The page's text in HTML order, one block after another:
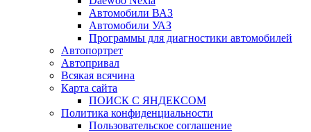
Автомобили ВАЗ
Автомобили УАЗ
Программы для диагностики автомобилей
Автопортрет
Автопривал
Всякая всячина
Карта сайта
ПОИСК С ЯНДЕКСОМ
Политика конфиденциальности
Пользовательское соглашение